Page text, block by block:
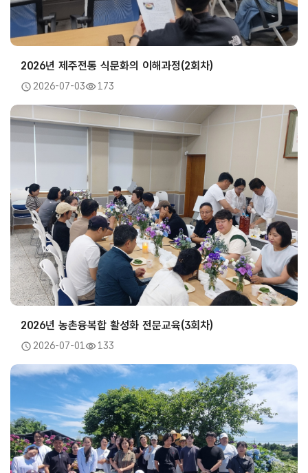
2026년 제주전통 식문화의 이해과정(2회차)
2026-07-03 173
2026년 농촌융복합 활성화 전문교육(3회차)
2026-07-01 133